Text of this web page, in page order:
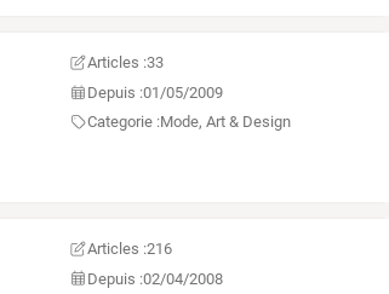
Articles :33
Depuis :01/05/2009
Categorie :Mode, Art & Design
Articles :216
Depuis :02/04/2008